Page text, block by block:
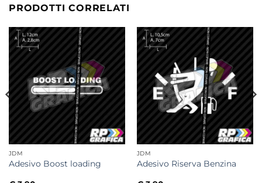
PRODOTTI CORRELATI
JDM
Adesivo Boost loading
JDM
Adesivo Riserva Benzina